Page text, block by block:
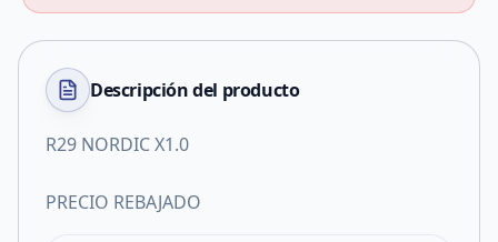
Descripción del producto
R29 NORDIC X1.0
PRECIO REBAJADO